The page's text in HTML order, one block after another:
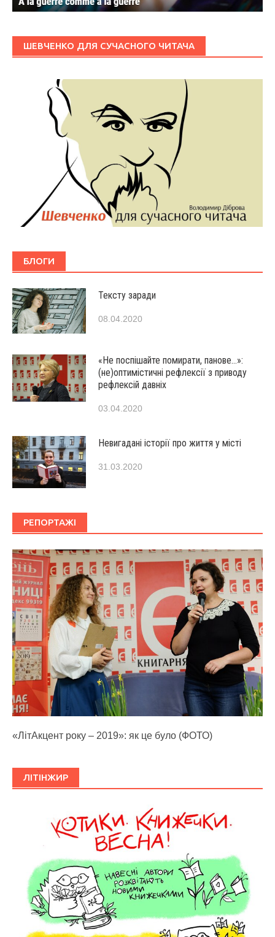
ШЕВЧЕНКО ДЛЯ СУЧАСНОГО ЧИТАЧА
БЛОГИ
Тексту заради
08.04.2020
«Не поспішайте помирати, панове…»:
(не)оптимістичні рефлексії з приводу
рефлексій давніх
03.04.2020
Невигадані історії про життя у місті
31.03.2020
РЕПОРТАЖІ
«ЛітАкцент року – 2019»: як це було (ФОТО)
ЛІТІНЖИР